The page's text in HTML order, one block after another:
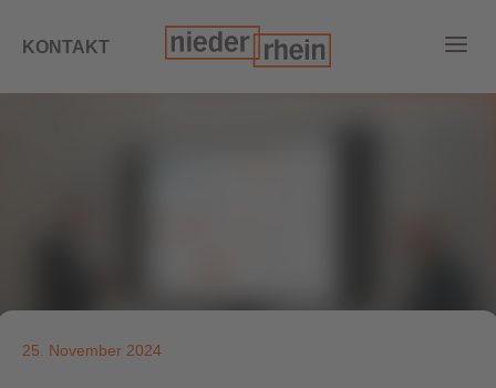
KONTAKT
25. November 2024